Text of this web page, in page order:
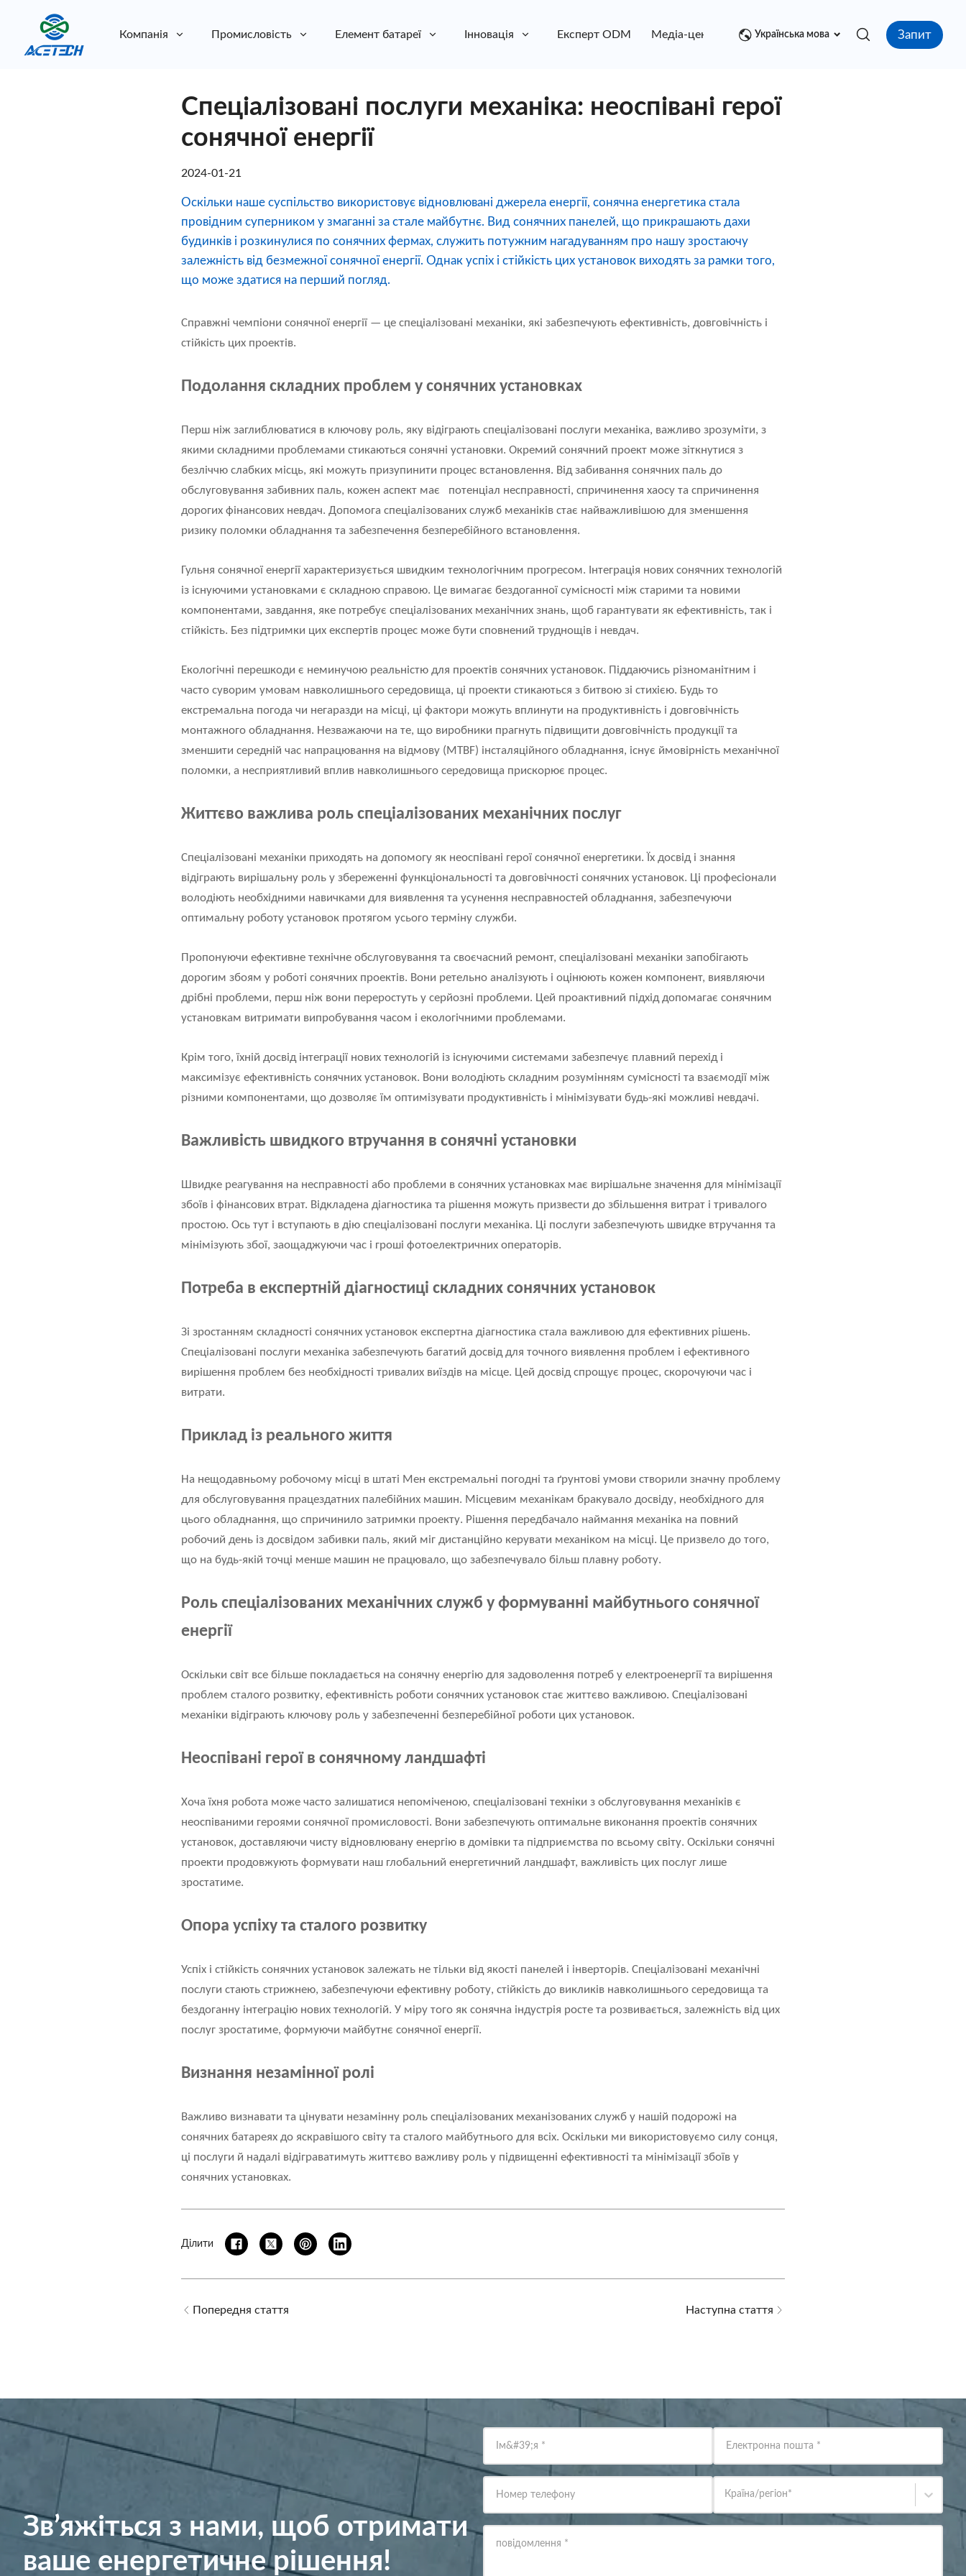
Компанія Промисловість Елемент батареї Інновація Експерт ODM Медіа-центр контакт
Українська мова Запит
Спеціалізовані послуги механіка: неоспівані герої
сонячної енергії
2024-01-21
Оскільки наше суспільство використовує відновлювані джерела енергії, сонячна енергетика стала
провідним суперником у змаганні за стале майбутнє. Вид сонячних панелей, що прикрашають дахи
будинків і розкинулися по сонячних фермах, служить потужним нагадуванням про нашу зростаючу
залежність від безмежної сонячної енергії. Однак успіх і стійкість цих установок виходять за рамки того,
що може здатися на перший погляд.
Справжні чемпіони сонячної енергії — це спеціалізовані механіки, які забезпечують ефективність, довговічність і
стійкість цих проектів.
Подолання складних проблем у сонячних установках
Перш ніж заглиблюватися в ключову роль, яку відіграють спеціалізовані послуги механіка, важливо зрозуміти, з
якими складними проблемами стикаються сонячні установки. Окремий сонячний проект може зіткнутися з
безліччю слабких місць, які можуть призупинити процес встановлення. Від забивання сонячних паль до
обслуговування забивних паль, кожен аспект має потенціал несправності, спричинення хаосу та спричинення
дорогих фінансових невдач. Допомога спеціалізованих служб механіків стає найважливішою для зменшення
ризику поломки обладнання та забезпечення безперебійного встановлення.
Гульня сонячної енергії характеризується швидким технологічним прогресом. Інтеграція нових сонячних технологій
із існуючими установками є складною справою. Це вимагає бездоганної сумісності між старими та новими
компонентами, завдання, яке потребує спеціалізованих механічних знань, щоб гарантувати як ефективність, так і
стійкість. Без підтримки цих експертів процес може бути сповнений труднощів і невдач.
Екологічні перешкоди є неминучою реальністю для проектів сонячних установок. Піддаючись різноманітним і
часто суворим умовам навколишнього середовища, ці проекти стикаються з битвою зі стихією. Будь то
екстремальна погода чи негаразди на місці, ці фактори можуть вплинути на продуктивність і довговічність
монтажного обладнання. Незважаючи на те, що виробники прагнуть підвищити довговічність продукції та
зменшити середній час напрацювання на відмову (MTBF) інсталяційного обладнання, існує ймовірність механічної
поломки, а несприятливий вплив навколишнього середовища прискорює процес.
Життєво важлива роль спеціалізованих механічних послуг
Спеціалізовані механіки приходять на допомогу як неоспівані герої сонячної енергетики. Їх досвід і знання
відіграють вирішальну роль у збереженні функціональності та довговічності сонячних установок. Ці професіонали
володіють необхідними навичками для виявлення та усунення несправностей обладнання, забезпечуючи
оптимальну роботу установок протягом усього терміну служби.
Пропонуючи ефективне технічне обслуговування та своєчасний ремонт, спеціалізовані механіки запобігають
дорогим збоям у роботі сонячних проектів. Вони ретельно аналізують і оцінюють кожен компонент, виявляючи
дрібні проблеми, перш ніж вони переростуть у серйозні проблеми. Цей проактивний підхід допомагає сонячним
установкам витримати випробування часом і екологічними проблемами.
Крім того, їхній досвід інтеграції нових технологій із існуючими системами забезпечує плавний перехід і
максимізує ефективність сонячних установок. Вони володіють складним розумінням сумісності та взаємодії між
різними компонентами, що дозволяє їм оптимізувати продуктивність і мінімізувати будь-які можливі невдачі.
Важливість швидкого втручання в сонячні установки
Швидке реагування на несправності або проблеми в сонячних установках має вирішальне значення для мінімізації
збоїв і фінансових втрат. Відкладена діагностика та рішення можуть призвести до збільшення витрат і тривалого
простою. Ось тут і вступають в дію спеціалізовані послуги механіка. Ці послуги забезпечують швидке втручання та
мінімізують збої, заощаджуючи час і гроші фотоелектричних операторів.
Потреба в експертній діагностиці складних сонячних установок
Зі зростанням складності сонячних установок експертна діагностика стала важливою для ефективних рішень.
Спеціалізовані послуги механіка забезпечують багатий досвід для точного виявлення проблем і ефективного
вирішення проблем без необхідності тривалих виїздів на місце. Цей досвід спрощує процес, скорочуючи час і
витрати.
Приклад із реального життя
На нещодавньому робочому місці в штаті Мен екстремальні погодні та ґрунтові умови створили значну проблему
для обслуговування працездатних палебійних машин. Місцевим механікам бракувало досвіду, необхідного для
цього обладнання, що спричинило затримки проекту. Рішення передбачало наймання механіка на повний
робочий день із досвідом забивки паль, який міг дистанційно керувати механіком на місці. Це призвело до того,
що на будь-якій точці менше машин не працювало, що забезпечувало більш плавну роботу.
Роль спеціалізованих механічних служб у формуванні майбутнього сонячної
енергії
Оскільки світ все більше покладається на сонячну енергію для задоволення потреб у електроенергії та вирішення
проблем сталого розвитку, ефективність роботи сонячних установок стає життєво важливою. Спеціалізовані
механіки відіграють ключову роль у забезпеченні безперебійної роботи цих установок.
Неоспівані герої в сонячному ландшафті
Хоча їхня робота може часто залишатися непоміченою, спеціалізовані техніки з обслуговування механіків є
неоспіваними героями сонячної промисловості. Вони забезпечують оптимальне виконання проектів сонячних
установок, доставляючи чисту відновлювану енергію в домівки та підприємства по всьому світу. Оскільки сонячні
проекти продовжують формувати наш глобальний енергетичний ландшафт, важливість цих послуг лише
зростатиме.
Опора успіху та сталого розвитку
Успіх і стійкість сонячних установок залежать не тільки від якості панелей і інверторів. Спеціалізовані механічні
послуги стають стрижнею, забезпечуючи ефективну роботу, стійкість до викликів навколишнього середовища та
бездоганну інтеграцію нових технологій. У міру того як сонячна індустрія росте та розвивається, залежність від цих
послуг зростатиме, формуючи майбутнє сонячної енергії.
Визнання незамінної ролі
Важливо визнавати та цінувати незамінну роль спеціалізованих механізованих служб у нашій подорожі на
сонячних батареях до яскравішого світу та сталого майбутнього для всіх. Оскільки ми використовуємо силу сонця,
ці послуги й надалі відіграватимуть життєво важливу роль у підвищенні ефективності та мінімізації збоїв у
сонячних установках.
Ділити
Попередня стаття Наступна стаття
Зв’яжіться з нами, щоб отримати
ваше енергетичне рішення!
Ім&#39;я * Електронна пошта *
Номер телефону Країна/регіон*
повідомлення *